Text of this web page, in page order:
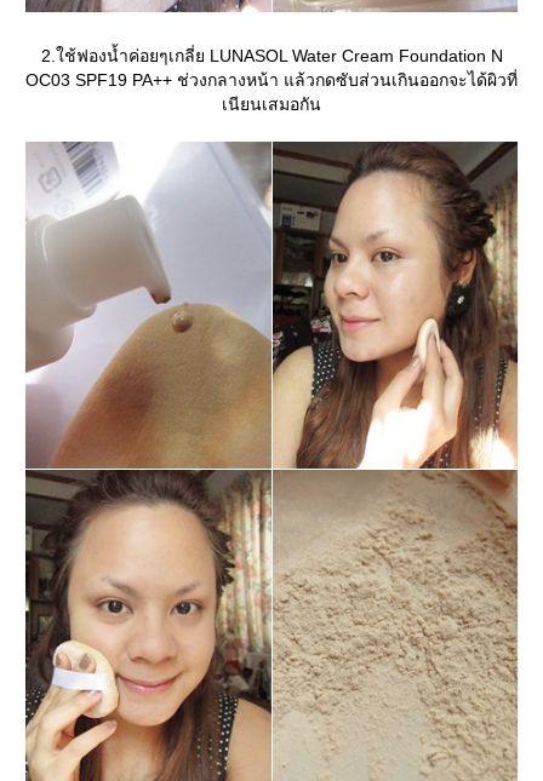
2.ใช้ฟองน้ำค่อยๆเกลี่ย LUNASOL Water Cream Foundation N
OC03 SPF19 PA++ ช่วงกลางหน้า แล้วกดซับส่วนเกินออกจะได้ผิวที่
เนียนเสมอกัน